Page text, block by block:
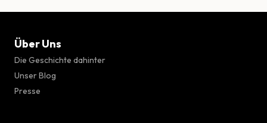
Über Uns
Die Geschichte dahinter
Unser Blog
Presse